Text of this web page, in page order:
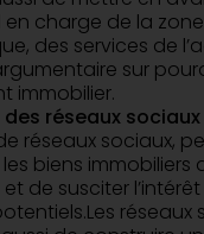
charge de la zone
des services de
sur
immobilier.
des réseaux sociaux
réseaux sociaux,
biens immobiliers
de susciter
réseaux